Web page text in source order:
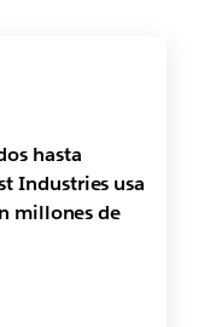
hasta
Industries usa
millones de